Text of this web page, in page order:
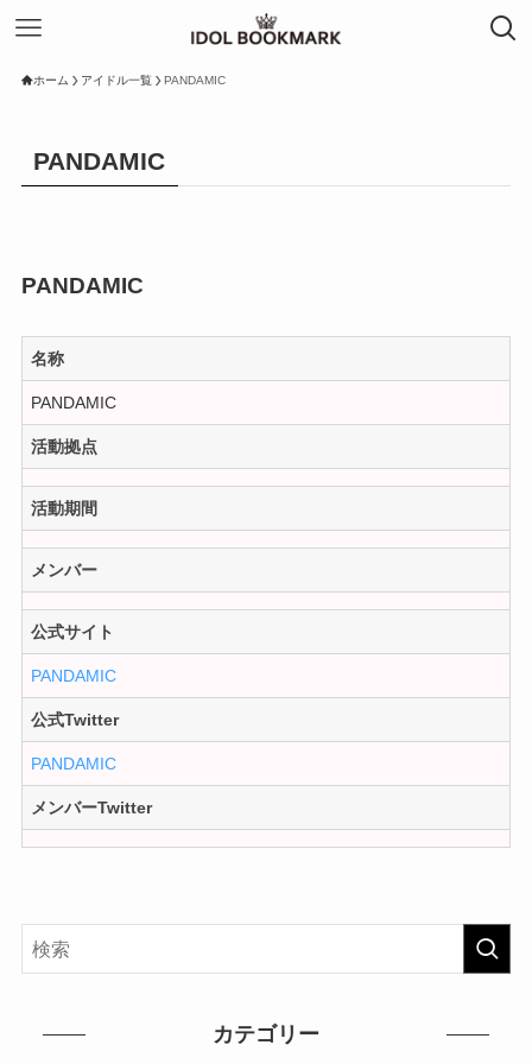
ホーム アイドル一覧 PANDAMIC
PANDAMIC
PANDAMIC
名称
PANDAMIC
活動拠点
活動期間
メンバー
公式サイト
PANDAMIC
公式Twitter
PANDAMIC
メンバーTwitter
カテゴリー